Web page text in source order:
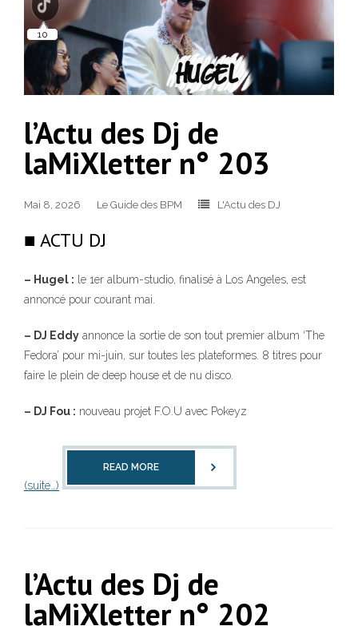
l’Actu des Dj de
laMiXletter n° 203
Mai 8, 2026 Le Guide des BPM L'Actu des DJ
■ ACTU DJ
– Hugel : le 1er album-studio, finalisé à Los Angeles, est
annoncé pour courant mai.
– DJ Eddy annonce la sortie de son tout premier album ‘The
Fedora’ pour mi-juin, sur toutes les plateformes. 8 titres pour
faire le plein de deep house et de nu disco.
– DJ Fou : nouveau projet F.O.U avec Pokeyz
(suite…)
READ MORE
l’Actu des Dj de
laMiXletter n° 202